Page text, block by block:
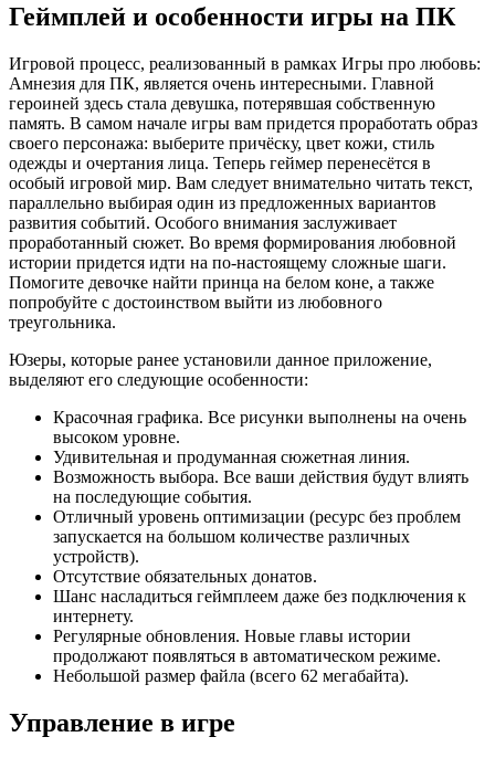
Геймплей и особенности игры на ПК
Игровой процесс, реализованный в рамках Игры про любовь:
Амнезия для ПК, является очень интересными. Главной
героиней здесь стала девушка, потерявшая собственную
память. В самом начале игры вам придется проработать образ
своего персонажа: выберите причёску, цвет кожи, стиль
одежды и очертания лица. Теперь геймер перенесётся в
особый игровой мир. Вам следует внимательно читать текст,
параллельно выбирая один из предложенных вариантов
развития событий. Особого внимания заслуживает
проработанный сюжет. Во время формирования любовной
истории придется идти на по-настоящему сложные шаги.
Помогите девочке найти принца на белом коне, а также
попробуйте с достоинством выйти из любовного
треугольника.
Юзеры, которые ранее установили данное приложение,
выделяют его следующие особенности:
Красочная графика. Все рисунки выполнены на очень
высоком уровне.
Удивительная и продуманная сюжетная линия.
Возможность выбора. Все ваши действия будут влиять
на последующие события.
Отличный уровень оптимизации (ресурс без проблем
запускается на большом количестве различных
устройств).
Отсутствие обязательных донатов.
Шанс насладиться геймплеем даже без подключения к
интернету.
Регулярные обновления. Новые главы истории
продолжают появляться в автоматическом режиме.
Небольшой размер файла (всего 62 мегабайта).
Управление в игре